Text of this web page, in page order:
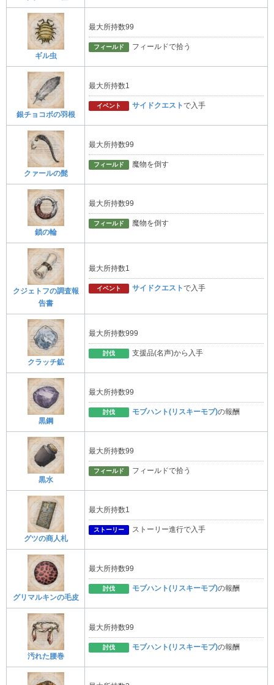
ギル虫
最大所持数99
フィールド フィールドで拾う
銀チョコボの羽根
最大所持数1
イベント サイドクエストで入手
クァールの髭
最大所持数99
フィールド 魔物を倒す
鎖の輪
最大所持数99
フィールド 魔物を倒す
クジェトフの調査報
告書
最大所持数1
イベント サイドクエストで入手
クラッチ鉱
最大所持数999
討伐 支援品(名声)から入手
黒鋼
最大所持数99
討伐 モブハント(リスキーモブ)の報酬
黒水
最大所持数99
フィールド フィールドで拾う
グツの商人札
最大所持数1
ストーリー ストーリー進行で入手
グリマルキンの毛皮
最大所持数99
討伐 モブハント(リスキーモブ)の報酬
汚れた腰巻
最大所持数99
討伐 モブハント(リスキーモブ)の報酬